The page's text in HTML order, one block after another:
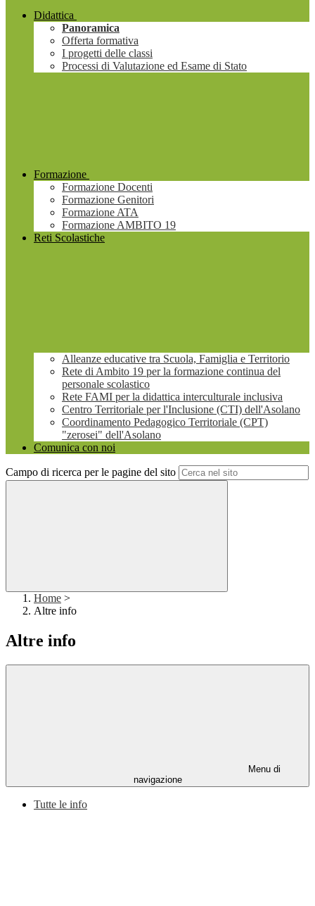
Didattica
Panoramica
Offerta formativa
I progetti delle classi
Processi di Valutazione ed Esame di Stato
Formazione
Formazione Docenti
Formazione Genitori
Formazione ATA
Formazione AMBITO 19
Reti Scolastiche
Alleanze educative tra Scuola, Famiglia e Territorio
Rete di Ambito 19 per la formazione continua del
personale scolastico
Rete FAMI per la didattica interculturale inclusiva
Centro Territoriale per l'Inclusione (CTI) dell'Asolano
Coordinamento Pedagogico Territoriale (CPT)
"zerosei" dell'Asolano
Comunica con noi
Campo di ricerca per le pagine del sito
Home >
Altre info
Altre info
Menu di
navigazione
Tutte le info